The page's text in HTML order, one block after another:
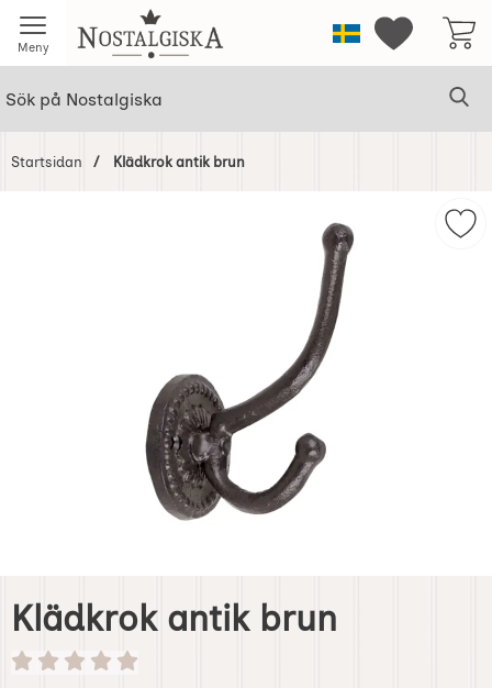
Meny Startsidan för NostalgiskaSverigeMina
Startsidan Klädkrok antik brun
Klädkrok antik brun